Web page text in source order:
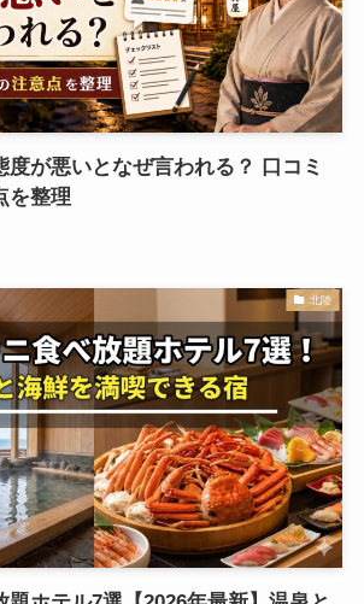
度が悪いとなぜ言われる？ 口コミ
を整理
北陸